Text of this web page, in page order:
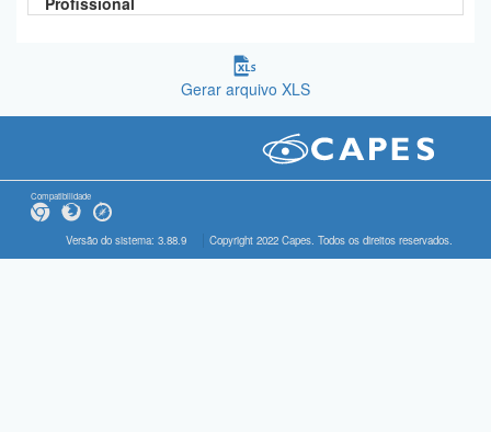
Gerar arquivo XLS
Compatibilidade
Versão do sistema: 3.88.9 Copyright 2022 Capes. Todos os direitos reservados.